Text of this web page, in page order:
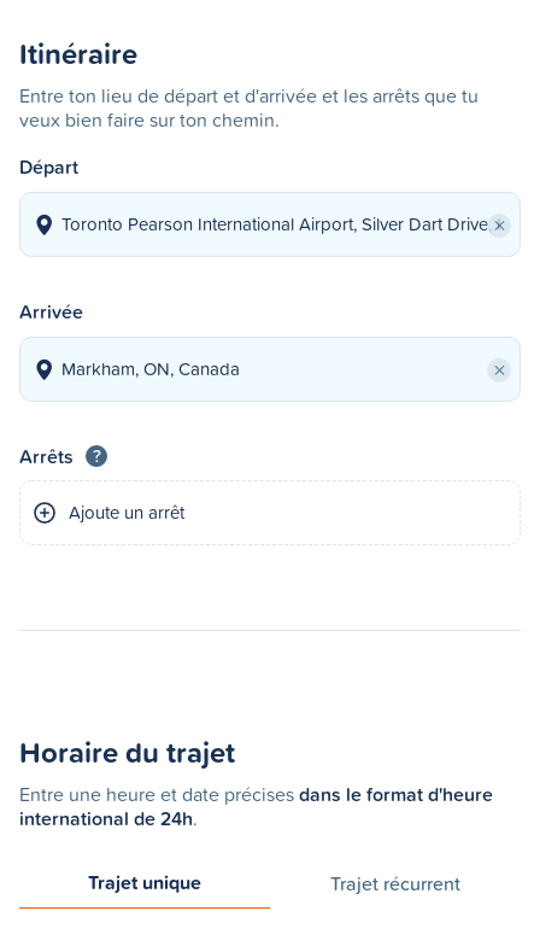
Itinéraire
Entre ton lieu de départ et d'arrivée et les arrêts que tu
veux bien faire sur ton chemin.
Départ
×
Arrivée
×
Arrêts ?
Ajoute un arrêt
Horaire du trajet
Entre une heure et date précisesdans le format d'heure
international de 24h.
Trajet unique Trajet récurrent